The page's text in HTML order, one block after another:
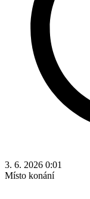
3. 6. 2026 0:01
Místo konání